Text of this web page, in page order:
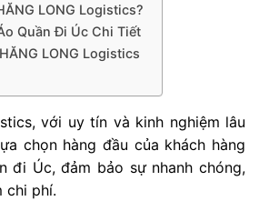
LONG Logistics?
Quần Đi Úc Chi Tiết
LONG Logistics
với uy tín và kinh nghiệm lâu
chọn hàng đầu của khách hàng
đi Úc, đảm bảo sự nhanh chóng,
chi phí.